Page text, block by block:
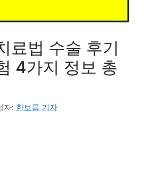
료법 수술 후기
4가지 정보 총
자: 한보름 기자